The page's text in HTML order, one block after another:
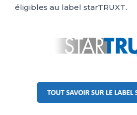
éligibles au label starTRUXT.